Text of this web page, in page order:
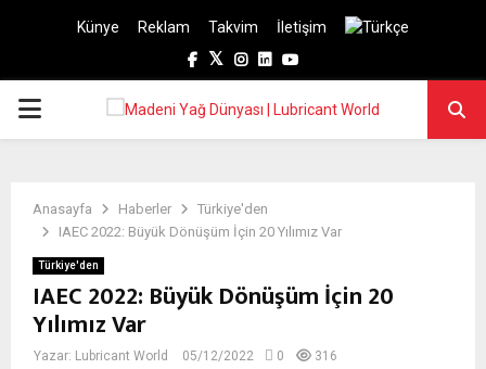
Künye Reklam Takvim
İletişim
Facebook
TwitterInstagram
LinkedinYoutube
PRIMARY
Anasayfa Haberler
Türkiye'den
IAEC 2022: Büyük Dönüşüm İçin 20 Yılımız Var
Türkiye'den
IAEC 2022: Büyük Dönüşüm İçin 20
Yılımız Var
Yazar: Lubricant World 05/12/2022 0 316